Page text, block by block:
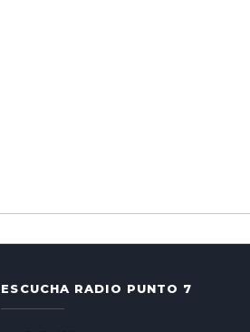
ESCUCHA RADIO PUNTO 7